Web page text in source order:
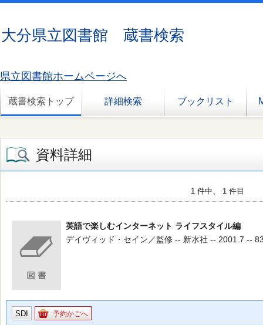
大分県立図書館 蔵書検索
県立図書館ホームページへ
蔵書検索トップ 詳細検索 ブックリスト
資料詳細
1 件中、 1 件目
英語で楽しむインターネット ライフスタイル編
デイヴィッド・セイン／監修 -- 新水社 -- 2001.7 --
SDI 予約かごへ